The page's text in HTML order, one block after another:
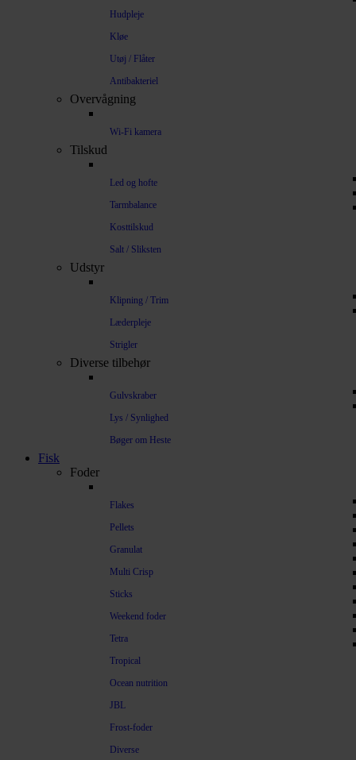
Hudpleje
Kløe
Utøj / Flåter
Antibakteriel
Overvågning
Wi-Fi kamera
Tilskud
Led og hofte
Tarmbalance
Kosttilskud
Salt / Sliksten
Udstyr
Klipning / Trim
Læderpleje
Strigler
Diverse tilbehør
Gulvskraber
Lys / Synlighed
Bøger om Heste
Fisk
Foder
Flakes
Pellets
Granulat
Multi Crisp
Sticks
Weekend foder
Tetra
Tropical
Ocean nutrition
JBL
Frost-foder
Diverse